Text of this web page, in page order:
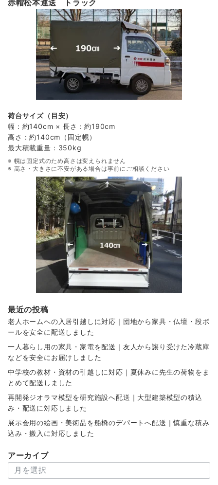
赤帽松本運送 トラック
荷台サイズ（目安）
幅：約140cm × 長さ：約190cm
高さ：約140cm（固定幌）
最大積載重量：350kg
※ 幌は固定式のため高さは変えられません
※ 高さ・大きさに不安がある場合は事前にご相談ください
最近の投稿
老人ホームへの入居引越しに対応｜団地から家具・仏壇・段ボ
ールを安全に配送しました
一人暮らし用の家具・家電を配送｜友人から譲り受けた冷蔵庫
などを安全にお届けしました
中学校の教材・資材の引越しに対応｜夏休みに先生の荷物をま
とめて配送しました
再開発ジオラマ模型を研究施設へ配送｜大型建築模型の積込
み・配送に対応しました
展示会用の絵画・美術品を船橋のデパートへ配送｜慎重な積み
込み・搬入に対応しました
アーカイブ
ー